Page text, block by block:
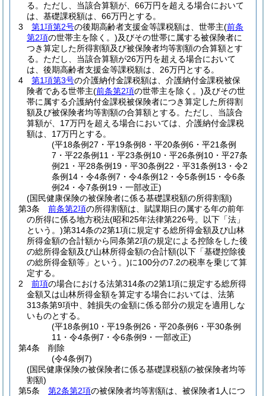
る。 ただし、当該合算額が、66万円を超える場合において
は、基礎課税額は、66万円とする。
3
第1項第2号の後期高齢者支援金等課税額は、世帯主(前条
第2項の世帯主を除く。)及びその世帯に属する被保険者に
つき算定した所得割額及び被保険者均等割額の合算額とす
る。 ただし、当該合算額が26万円を超える場合において
は、後期高齢者支援金等課税額は、26万円とする。
4
第1項第3号の介護納付金課税額は、介護納付金課税被保
険者である世帯主(前条第2項の世帯主を除く。)及びその世
帯に属する介護納付金課税被保険者につき算定した所得割
額及び被保険者均等割額の合算額とする。 ただし、当該合
算額が、17万円を超える場合においては、介護納付金課税
額は、17万円とする。
(平18条例27・平19条例8・平20条例6・平21条例
7・平22条例11・平23条例10・平26条例10・平27条
例21・平28条例19・平30条例22・平31条例13・令2
条例14・令4条例7・令4条例12・令5条例15・令6条
例24・令7条例19・一部改正)
(国民健康保険の被保険者に係る基礎課税額の所得割額)
第3条
前条第2項の所得割額は、賦課期日の属する年の前年
の所得に係る地方税法(昭和25年法律第226号。以下「法」
という。)第314条の2第1項に規定する総所得金額及び山林
所得金額の合計額から同条第2項の規定による控除をした後
の総所得金額及び山林所得金額の合計額(以下「基礎控除後
の総所得金額等」という。)に100分の7.2の税率を乗じて算
定する。
2
前項の場合における法第314条の2第1項に規定する総所得
金額又は山林所得金額を算定する場合においては、法第
313条第9項中、雑損失の金額に係る部分の規定を適用しな
いものとする。
(平18条例10・平19条例26・平20条例6・平30条例
11・令4条例7・令6条例9・一部改正)
第4条
削除
(令4条例7)
(国民健康保険の被保険者に係る基礎課税額の被保険者均等
割額)
第5条
第2条第2項の被保険者均等割額は、被保険者1人につ